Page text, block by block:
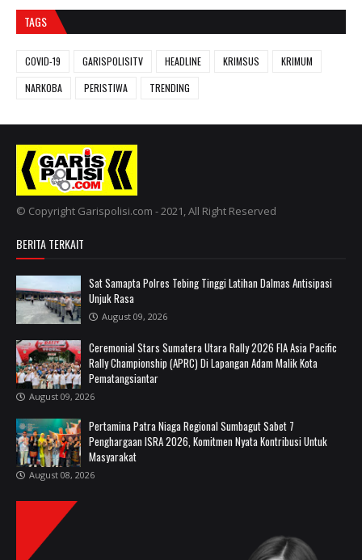
TAGS
COVID-19 GARISPOLISITV HEADLINE KRIMSUS
KRIMUM
NARKOBA
PERISTIWA TRENDING
© Copyright Garispolisi.com - 2021, All Right Reserved
BERITA TERKAIT
Sat Samapta Polres Tebing Tinggi Latihan Dalmas Antisipasi
Unjuk Rasa
August 09, 2026
Ceremonial Stars Sumatera Utara Rally 2026 FIA Asia Pacific
Rally Championship (APRC) Di Lapangan Adam Malik Kota
Pematangsiantar
August 09, 2026
Pertamina Patra Niaga Regional Sumbagut Sabet 7
Penghargaan ISRA 2026, Komitmen Nyata Kontribusi Untuk
Masyarakat
August 08, 2026